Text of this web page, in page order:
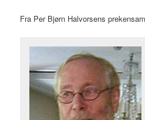
Fra Per Bjørn Halvorsens